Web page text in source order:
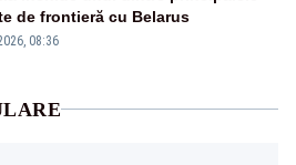
de frontieră cu Belarus
08:36